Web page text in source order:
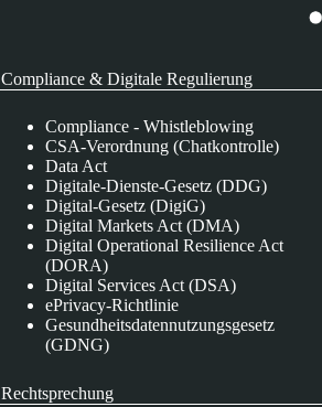
Compliance & Digitale Regulierung
Compliance - Whistleblowing
CSA-Verordnung (Chatkontrolle)
Data Act
Digitale-Dienste-Gesetz (DDG)
Digital-Gesetz (DigiG)
Digital Markets Act (DMA)
Digital Operational Resilience Act
(DORA)
Digital Services Act (DSA)
ePrivacy-Richtlinie
Gesundheitsdatennutzungsgesetz
(GDNG)
Rechtsprechung